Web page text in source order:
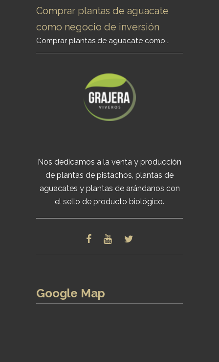
Comprar plantas de aguacate
como negocio de inversión
Comprar plantas de aguacate como...
Nos dedicamos a la venta y producción
de plantas de pistachos, plantas de
aguacates y plantas de arándanos con
el sello de producto biológico.
Google Map